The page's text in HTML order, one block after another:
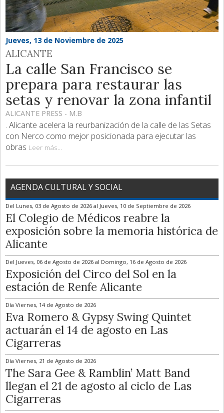
Jueves, 13 de Noviembre de 2025
ALICANTE
La calle San Francisco se
prepara para restaurar las
setas y renovar la zona infantil
ALICANTE PRESS - M.B
. Alicante acelera la reurbanización de la calle de las Setas
con Nerco como mejor posicionada para ejecutar las
obras Leer más...
AGENDA CULTURAL Y SOCIAL
Del Lunes, 03 de Agosto de 2026 al Jueves, 10 de Septiembre de 2026
El Colegio de Médicos reabre la
exposición sobre la memoria histórica de
Alicante
Del Jueves, 06 de Agosto de 2026 al Domingo, 16 de Agosto de 2026
Exposición del Circo del Sol en la
estación de Renfe Alicante
Día Viernes, 14 de Agosto de 2026
Eva Romero & Gypsy Swing Quintet
actuarán el 14 de agosto en Las
Cigarreras
Día Viernes, 21 de Agosto de 2026
The Sara Gee & Ramblin’ Matt Band
llegan el 21 de agosto al ciclo de Las
Cigarreras